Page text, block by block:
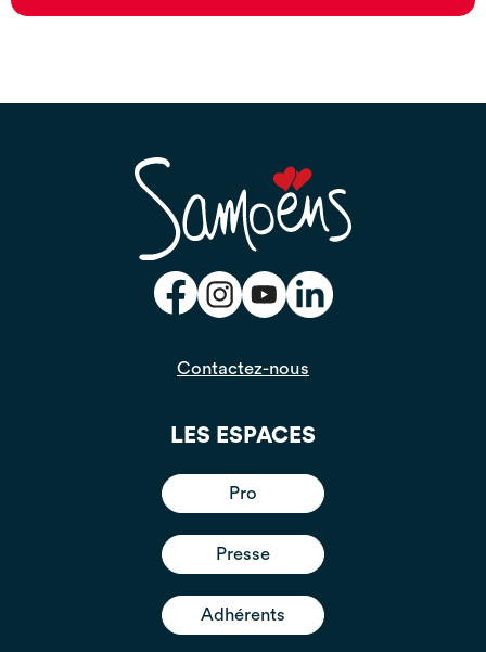
Contactez-nous
LES ESPACES
Pro
Presse
Adhérents